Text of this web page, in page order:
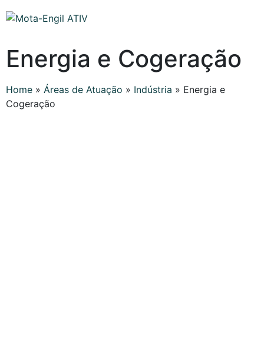
Energia e Cogeração
Home » Áreas de Atuação » Indústria » Energia e
Cogeração